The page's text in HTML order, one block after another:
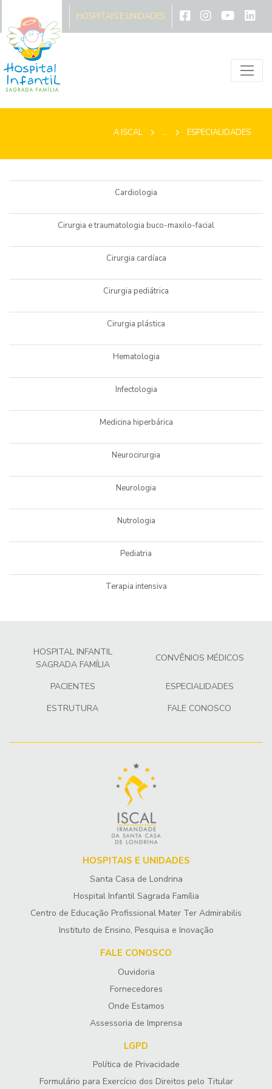
A ISCAL HOSPITAIS E UNIDADES
A ISCAL ... ESPECIALIDADES
Cardiologia
Cirurgia e traumatologia buco-maxilo-facial
Cirurgia cardíaca
Cirurgia pediátrica
Cirurgia plástica
Hematologia
Infectologia
Medicina hiperbárica
Neurocirurgia
Neurologia
Nutrologia
Pediatria
Terapia intensiva
HOSPITAL INFANTIL
SAGRADA FAMÍLIA
CONVÊNIOS MÉDICOS
PACIENTES
ESPECIALIDADES
ESTRUTURA
FALE CONOSCO
HOSPITAIS E UNIDADES
Santa Casa de Londrina
Hospital Infantil Sagrada Família
Centro de Educação Profissional Mater Ter Admirabilis
Instituto de Ensino, Pesquisa e Inovação
FALE CONOSCO
Ouvidoria
Fornecedores
Onde Estamos
Assessoria de Imprensa
LGPD
Política de Privacidade
Formulário para Exercício dos Direitos pelo Titular